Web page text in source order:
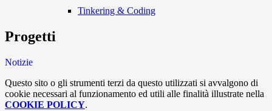
Tinkering & Coding
Progetti
Notizie
Questo sito o gli strumenti terzi da questo utilizzati si avvalgono di
cookie necessari al funzionamento ed utili alle finalità illustrate nella
COOKIE POLICY.